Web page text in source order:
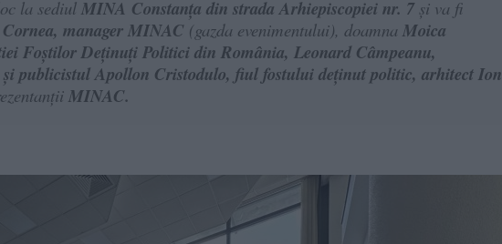
la sediulMINA Constanța din strada Arhiepiscopiei nr. 7 și va fi
manager MINAC (gazda evenimentului), doamna Moica
Foștilor Deținuți Politici din România, Leonard Câmpeanu,
publicistul Apollon Cristodulo, fiul fostului deținut politic, arhitect Ion
MINAC.